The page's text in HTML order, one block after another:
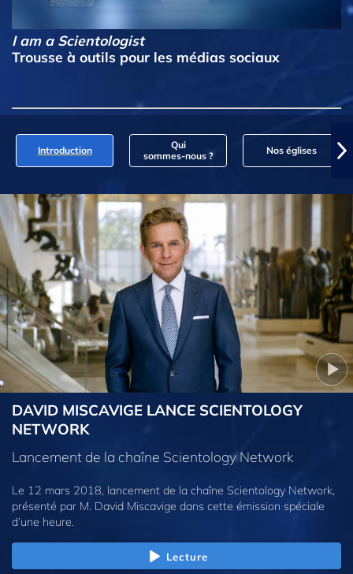
I am a Scientologist
Trousse à outils pour les médias sociaux
Introduction
Qui
sommes‑nous ?
Nos églises
DAVID MISCAVIGE LANCE SCIENTOLOGY
NETWORK
Lancement de la chaîne Scientology Network
Le 12 mars 2018, lancement de la chaîne Scientology Network,
présenté par M. David Miscavige dans cette émission spéciale
d’une heure.
Lecture